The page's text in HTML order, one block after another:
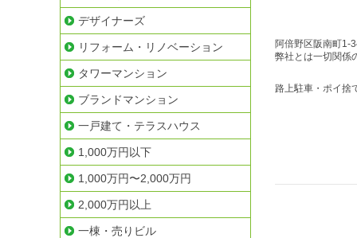
阿倍野区阪南町1-
弊社とは一切関係
路上駐車・ポイ捨
デザイナーズ
リフォーム・リノベーション
タワーマンション
ブランドマンション
一戸建て・テラスハウス
1,000万円以下
1,000万円〜2,000万円
2,000万円以上
一棟・売りビル